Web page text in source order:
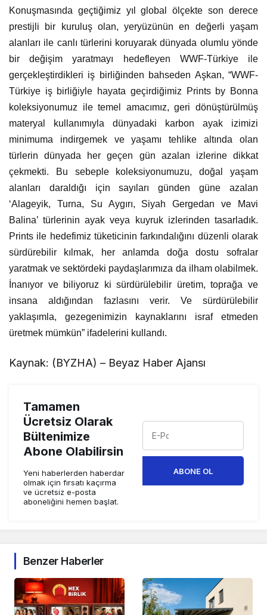
Konuşmasında geçtiğimiz yıl global ölçekte son derece
prestijli bir kuruluş olan, yeryüzünün en değerli yaşam
alanları ile canlı türlerini koruyarak dünyada olumlu yönde
bir değişim yaratmayı hedefleyen WWF-Türkiye ile
gerçekleştirdikleri iş birliğinden bahseden Aşkan, “WWF-
Türkiye iş birliğiyle hayata geçirdiğimiz Prints by Bonna
koleksiyonumuz ile temel amacımız, geri dönüştürülmüş
materyal kullanımıyla dünyadaki karbon ayak izimizi
minimuma indirgemek ve yaşamı tehlike altında olan
türlerin dünyada her geçen gün azalan izlerine dikkat
çekmekti. Bu sebeple koleksiyonumuzu, doğal yaşam
alanları daraldığı için sayıları günden güne azalan
‘Alageyik, Turna, Su Aygırı, Siyah Gergedan ve Mavi
Balina’ türlerinin ayak veya kuyruk izlerinden tasarladık.
Prints ile hedefimiz tüketicinin farkındalığını düzenli olarak
sürdürebilir kılmak, her anlamda doğa dostu sofralar
yaratmak ve sektördeki paydaşlarımıza da ilham olabilmek.
İnanıyor ve biliyoruz ki sürdürülebilir üretim, toprağa ve
insana aldığından fazlasını verir. Ve sürdürülebilir
yaklaşımla, gezegenimizin kaynaklarını israf etmeden
üretmek mümkün” ifadelerini kullandı.
Kaynak: (BYZHA) – Beyaz Haber Ajansı
Tamamen
Ücretsiz Olarak
Bültenimize
Abone Olabilirsin
Yeni haberlerden haberdar
olmak için fırsatı kaçırma
ve ücretsiz e-posta
aboneliğini hemen başlat.
ABONE OL
Benzer Haberler